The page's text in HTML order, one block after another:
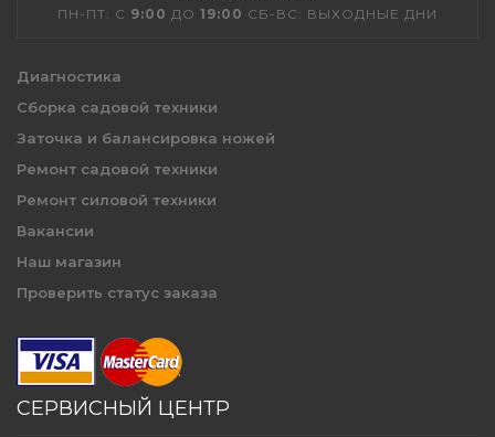
ПН-ПТ: С 9:00 ДО 19:00 СБ-ВС: ВЫХОДНЫЕ ДНИ
Диагностика
Сборка садовой техники
Заточка и балансировка ножей
Ремонт садовой техники
Ремонт силовой техники
Вакансии
Наш магазин
Проверить статус заказа
СЕРВИСНЫЙ ЦЕНТР